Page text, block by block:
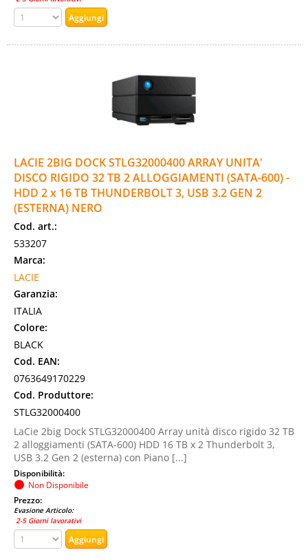
LACIE 2BIG DOCK STLG32000400 ARRAY UNITA'
DISCO RIGIDO 32 TB 2 ALLOGGIAMENTI (SATA-600) -
HDD 2 x 16 TB THUNDERBOLT 3, USB 3.2 GEN 2
(ESTERNA) NERO
Cod. art.:
533207
Marca:
LACIE
Garanzia:
ITALIA
Colore:
BLACK
Cod. EAN:
0763649170229
Cod. Produttore:
STLG32000400
LaCie 2big Dock STLG32000400 Array unità disco rigido 32 TB
2 alloggiamenti (SATA-600) HDD 16 TB x 2 Thunderbolt 3,
USB 3.2 Gen 2 (esterna) con Piano [...]
Disponibilità:
Non Disponibile
Prezzo:
Evasione Articolo:
2-5 Giorni lavorativi